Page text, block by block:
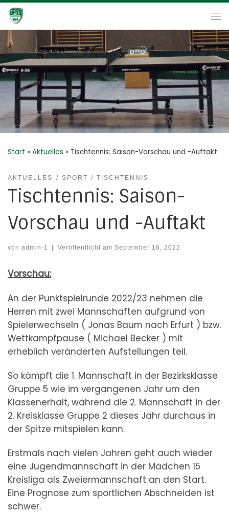
Zum Inhalt springen
Start » Aktuelles » Tischtennis: Saison-Vorschau und -Auftakt
AKTUELLES SPORT TISCHTENNIS
Tischtennis: Saison-
Vorschau und -Auftakt
von admin-1 Veröffentlicht am September 18, 2022
Vorschau:
An der Punktspielrunde 2022/23 nehmen die
Herren mit zwei Mannschaften aufgrund von
Spielerwechseln ( Jonas Baum nach Erfurt ) bzw.
Wettkampfpause ( Michael Becker ) mit
erheblich veränderten Aufstellungen teil.
So kämpft die 1. Mannschaft in der Bezirksklasse
Gruppe 5 wie im vergangenen Jahr um den
Klassenerhalt, während die 2. Mannschaft in der
2. Kreisklasse Gruppe 2 dieses Jahr durchaus in
der Spitze mitspielen kann.
Erstmals nach vielen Jahren geht auch wieder
eine Jugendmannschaft in der Mädchen 15
Kreisliga als Zweiermannschaft an den Start.
Eine Prognose zum sportlichen Abschneiden ist
schwer.